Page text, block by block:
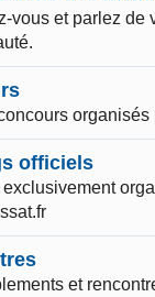
vous et parlez de
officiels
et